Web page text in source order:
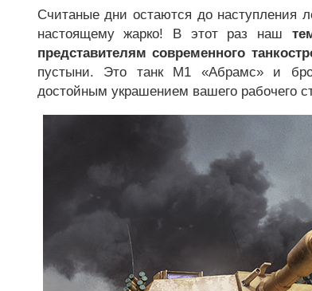
Считаные дни остаются до наступления
настоящему жарко! В этот раз наш
представителям современного
пустыни. Это танк М1 «Абрамс» и
достойным украшением вашего рабочего